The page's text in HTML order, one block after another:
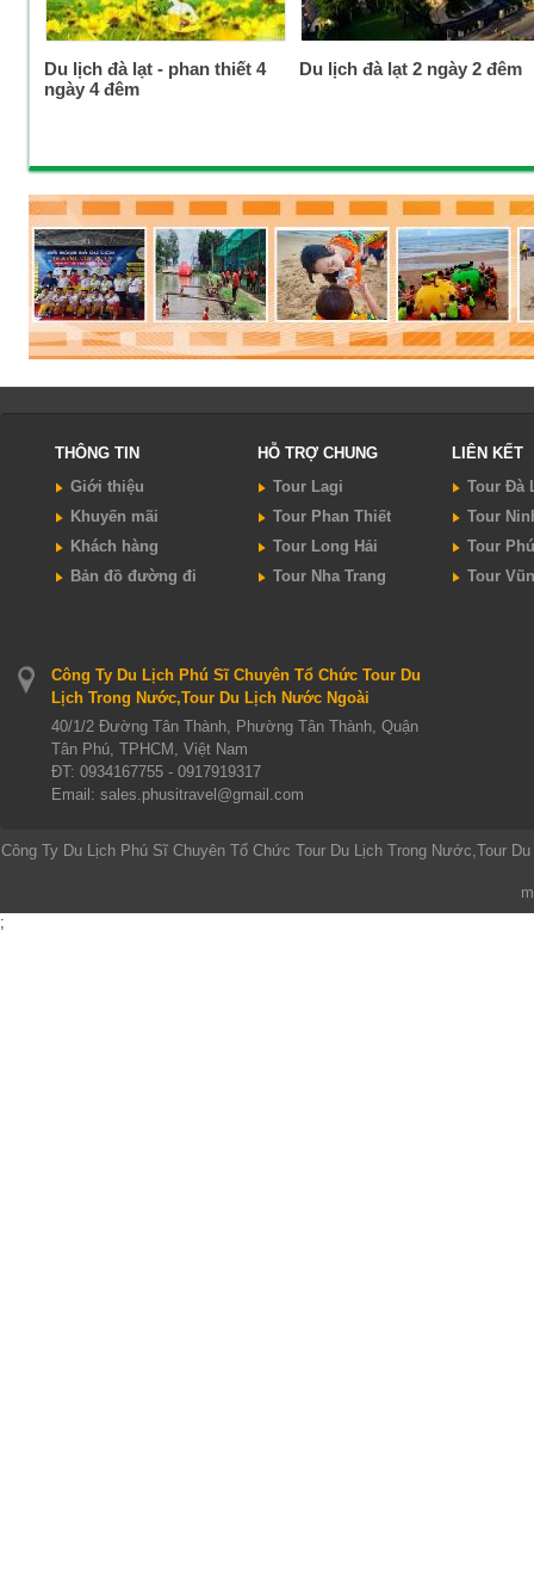
Du lịch đà lạt - phan thiết 4
ngày 4 đêm
Du lịch đà lạt 2 ngày 2 đêm
THÔNG TIN
Giới thiệu
Khuyến mãi
Khách hàng
Bản đồ đường đi
HỖ TRỢ CHUNG
Tour Lagi
Tour Phan Thiết
Tour Long Hải
Tour Nha Trang
LIÊN KẾT
Tour Đà
Tour
Tour
Tour
Công Ty Du Lịch Phú Sĩ Chuyên Tổ Chức Tour Du
Lịch Trong Nước,Tour Du Lịch Nước Ngoài
40/1/2 Đường Tân Thành, Phường Tân Thành, Quận
Tân Phú, TPHCM, Việt Nam
ĐT: 0934167755 - 0917919317
Email: sales.phusitravel@gmail.com
Công Ty Du Lịch Phú Sĩ Chuyên Tổ Chức Tour Du Lịch Trong Nước,Tour
;